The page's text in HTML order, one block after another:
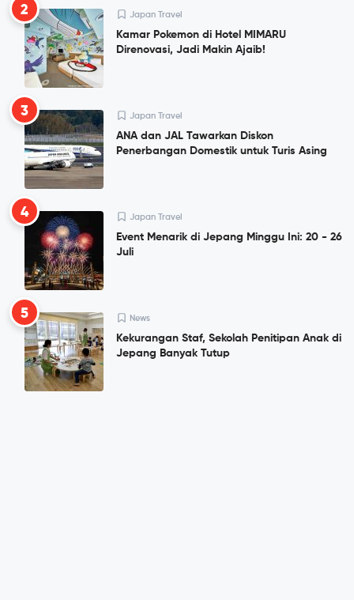
2 Japan Travel
Kamar Pokemon di Hotel MIMARU
Direnovasi, Jadi Makin Ajaib!
3 Japan Travel
ANA dan JAL Tawarkan Diskon
Penerbangan Domestik untuk Turis Asing
4 Japan Travel
Event Menarik di Jepang Minggu Ini: 20 - 26
Juli
5 News
Kekurangan Staf, Sekolah Penitipan Anak di
Jepang Banyak Tutup